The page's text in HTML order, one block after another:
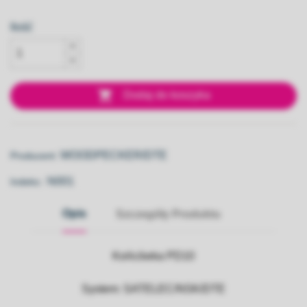
Ilość
 Dodaj do koszyka
Producent: WOODPECKER/DTE
Indeks::
Opis Szczegóły Produktu
Końcówka PD10
System: